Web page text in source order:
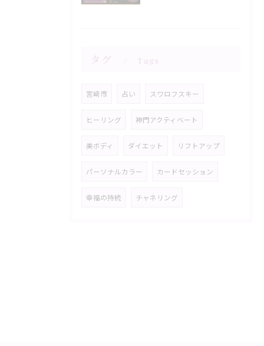
タグ Tags
宮崎市 占い スワロフスキー
ヒーリング 神門アクティべート
美ボディ ダイエット リフトアップ
パーソナルカラー カードセッション
幸福の持続 チャネリング